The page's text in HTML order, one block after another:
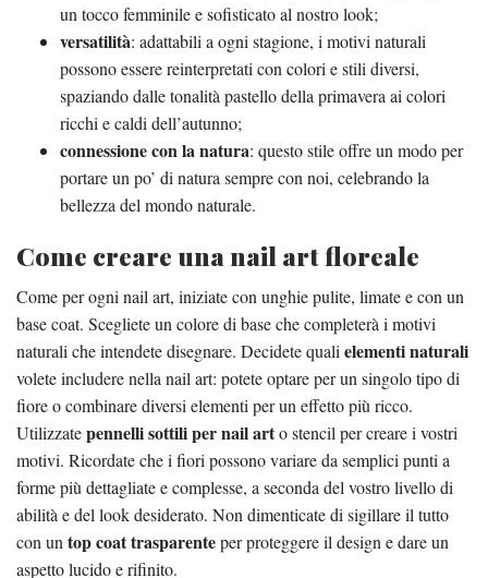
un tocco femminile e sofisticato al nostro look;
versatilità: adattabili a ogni stagione, i motivi naturali
possono essere reinterpretati con colori e stili diversi,
spaziando dalle tonalità pastello della primavera ai colori
ricchi e caldi dell’autunno;
connessione con la natura: questo stile offre un modo per
portare un po’ di natura sempre con noi, celebrando la
bellezza del mondo naturale.
Come creare una nail art floreale
Come per ogni nail art, iniziate con unghie pulite, limate e con un
base coat. Scegliete un colore di base che completerà i motivi
naturali che intendete disegnare. Decidete quali elementi naturali
volete includere nella nail art: potete optare per un singolo tipo di
fiore o combinare diversi elementi per un effetto più ricco.
Utilizzatepennelli sottili per nail arto stencil per creare i vostri
motivi. Ricordate che i fiori possono variare da semplici punti a
forme più dettagliate e complesse, a seconda del vostro livello di
abilità e del look desiderato. Non dimenticate di sigillare il tutto
con un top coat trasparenteper proteggere il design e dare un
aspetto lucido e rifinito.